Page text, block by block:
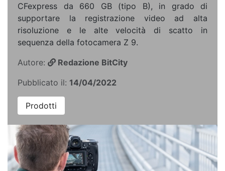
CFexpress da 660 GB (tipo B), in grado di
supportare la registrazione video ad alta
risoluzione e le alte velocità di scatto in
sequenza della fotocamera Z 9.
Autore:
Redazione BitCity
Pubblicato il: 14/04/2022
Prodotti